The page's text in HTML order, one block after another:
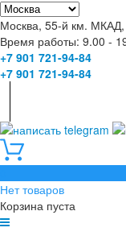
Москва, 55-й км.
Время работы: 9.00 -
+7 901 721-94-84
+7 901 721-94-84
Нет товаров
Корзина пуста